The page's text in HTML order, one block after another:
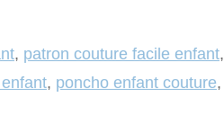
, patron couture facile enfant,
, poncho enfant couture,